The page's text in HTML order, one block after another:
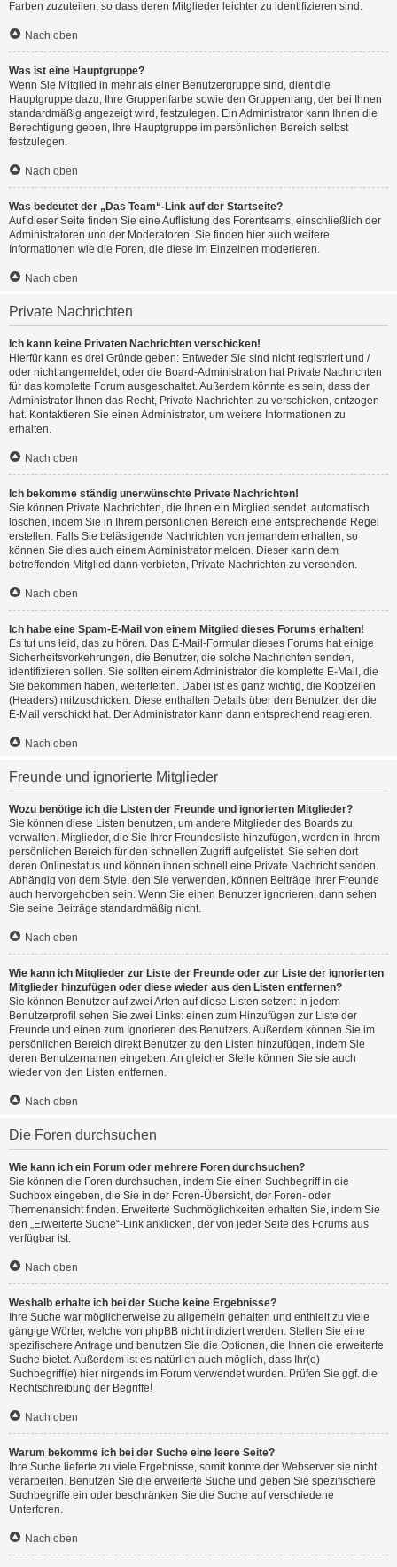
Farben zuzuteilen, so dass deren Mitglieder leichter zu identifizieren sind.
Nach oben
Was ist eine Hauptgruppe?
Wenn Sie Mitglied in mehr als einer Benutzergruppe sind, dient die
Hauptgruppe dazu, Ihre Gruppenfarbe sowie den Gruppenrang, der bei Ihnen
standardmäßig angezeigt wird, festzulegen. Ein Administrator kann Ihnen die
Berechtigung geben, Ihre Hauptgruppe im persönlichen Bereich selbst
festzulegen.
Nach oben
Was bedeutet der „Das Team“-Link auf der Startseite?
Auf dieser Seite finden Sie eine Auflistung des Forenteams, einschließlich der
Administratoren und der Moderatoren. Sie finden hier auch weitere
Informationen wie die Foren, die diese im Einzelnen moderieren.
Nach oben
Private Nachrichten
Ich kann keine Privaten Nachrichten verschicken!
Hierfür kann es drei Gründe geben: Entweder Sie sind nicht registriert und /
oder nicht angemeldet, oder die Board-Administration hat Private Nachrichten
für das komplette Forum ausgeschaltet. Außerdem könnte es sein, dass der
Administrator Ihnen das Recht, Private Nachrichten zu verschicken, entzogen
hat. Kontaktieren Sie einen Administrator, um weitere Informationen zu
erhalten.
Nach oben
Ich bekomme ständig unerwünschte Private Nachrichten!
Sie können Private Nachrichten, die Ihnen ein Mitglied sendet, automatisch
löschen, indem Sie in Ihrem persönlichen Bereich eine entsprechende Regel
erstellen. Falls Sie belästigende Nachrichten von jemandem erhalten, so
können Sie dies auch einem Administrator melden. Dieser kann dem
betreffenden Mitglied dann verbieten, Private Nachrichten zu versenden.
Nach oben
Ich habe eine Spam-E-Mail von einem Mitglied dieses Forums erhalten!
Es tut uns leid, das zu hören. Das E-Mail-Formular dieses Forums hat einige
Sicherheitsvorkehrungen, die Benutzer, die solche Nachrichten senden,
identifizieren sollen. Sie sollten einem Administrator die komplette E-Mail, die
Sie bekommen haben, weiterleiten. Dabei ist es ganz wichtig, die Kopfzeilen
(Headers) mitzuschicken. Diese enthalten Details über den Benutzer, der die
E-Mail verschickt hat. Der Administrator kann dann entsprechend reagieren.
Nach oben
Freunde und ignorierte Mitglieder
Wozu benötige ich die Listen der Freunde und ignorierten Mitglieder?
Sie können diese Listen benutzen, um andere Mitglieder des Boards zu
verwalten. Mitglieder, die Sie Ihrer Freundesliste hinzufügen, werden in Ihrem
persönlichen Bereich für den schnellen Zugriff aufgelistet. Sie sehen dort
deren Onlinestatus und können ihnen schnell eine Private Nachricht senden.
Abhängig von dem Style, den Sie verwenden, können Beiträge Ihrer Freunde
auch hervorgehoben sein. Wenn Sie einen Benutzer ignorieren, dann sehen
Sie seine Beiträge standardmäßig nicht.
Nach oben
Wie kann ich Mitglieder zur Liste der Freunde oder zur Liste der ignorierten
Mitglieder hinzufügen oder diese wieder aus den Listen entfernen?
Sie können Benutzer auf zwei Arten auf diese Listen setzen: In jedem
Benutzerprofil sehen Sie zwei Links: einen zum Hinzufügen zur Liste der
Freunde und einen zum Ignorieren des Benutzers. Außerdem können Sie im
persönlichen Bereich direkt Benutzer zu den Listen hinzufügen, indem Sie
deren Benutzernamen eingeben. An gleicher Stelle können Sie sie auch
wieder von den Listen entfernen.
Nach oben
Die Foren durchsuchen
Wie kann ich ein Forum oder mehrere Foren durchsuchen?
Sie können die Foren durchsuchen, indem Sie einen Suchbegriff in die
Suchbox eingeben, die Sie in der Foren-Übersicht, der Foren- oder
Themenansicht finden. Erweiterte Suchmöglichkeiten erhalten Sie, indem Sie
den „Erweiterte Suche“-Link anklicken, der von jeder Seite des Forums aus
verfügbar ist.
Nach oben
Weshalb erhalte ich bei der Suche keine Ergebnisse?
Ihre Suche war möglicherweise zu allgemein gehalten und enthielt zu viele
gängige Wörter, welche von phpBB nicht indiziert werden. Stellen Sie eine
spezifischere Anfrage und benutzen Sie die Optionen, die Ihnen die erweiterte
Suche bietet. Außerdem ist es natürlich auch möglich, dass Ihr(e)
Suchbegriff(e) hier nirgends im Forum verwendet wurden. Prüfen Sie ggf. die
Rechtschreibung der Begriffe!
Nach oben
Warum bekomme ich bei der Suche eine leere Seite?
Ihre Suche lieferte zu viele Ergebnisse, somit konnte der Webserver sie nicht
verarbeiten. Benutzen Sie die erweiterte Suche und geben Sie spezifischere
Suchbegriffe ein oder beschränken Sie die Suche auf verschiedene
Unterforen.
Nach oben